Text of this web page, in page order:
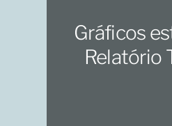
Gráficos
Relatório